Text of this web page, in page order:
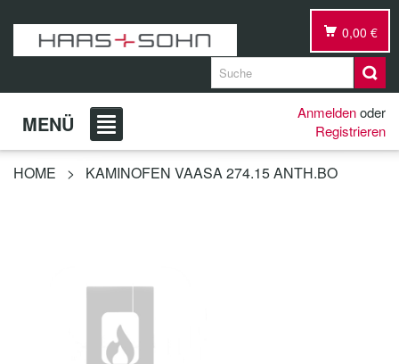
0,00 €
MENÜ Anmeldenoder
Registrieren
HOME > KAMINOFEN VAASA 274.15 ANTH.BO